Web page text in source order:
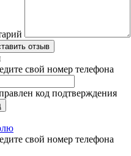
отзыв
свой номер телефона
код подтверждения
свой номер телефона